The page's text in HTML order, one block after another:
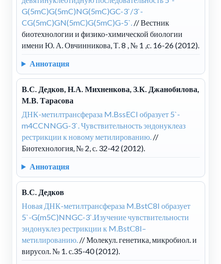
G(5mC)G(5mC)NG(5mC)GC-3`/3`-
CG(5mC)GN(5mC)G(5mC)G-5`. // Вестник
биотехнологии и физико-химической биологии
имени Ю. А. Овчинникова, Т. 8 , № 1 ,с. 16-26 (2012).
Аннотация
В.С. Дедков, Н.А. Михненкова, З.К. Джанобилова,
М.В. Тарасова
ДНК-метилтрансфераза M.BssECI образует 5`-
m4CCNNGG-3`. Чувствительность эндонуклеаз
рестрикции к новому метилированию. //
Биотехнология, № 2, с. 32-42 (2012).
Аннотация
В.С. Дедков
Новая ДНК-метилтрансфераза M.BstC8I образует
5`-G(m5C)NNGC-3`.Изучение чувствительности
эндонуклез рестрикции к M.BstС8I–
метилированию. // Молекул. генетика, микробиол. и
вирусол. № 1. с.35-40 (2012).